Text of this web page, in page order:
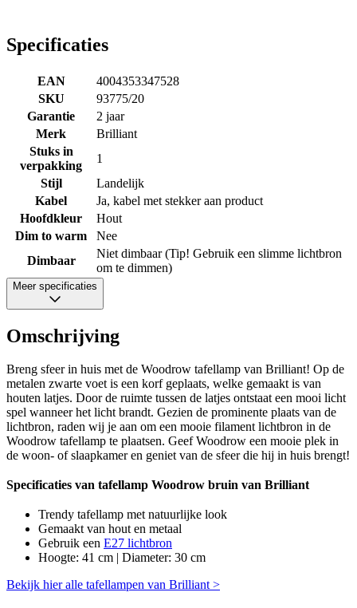
Specificaties
EAN
4004353347528
SKU
93775/20
Garantie
2 jaar
Merk
Brilliant
Stuks in
verpakking
1
Stijl
Landelijk
Kabel
Ja, kabel met stekker aan product
Hoofdkleur
Hout
Dim to warm
Nee
Dimbaar
Niet dimbaar (Tip! Gebruik een slimme lichtbron
om te dimmen)
Meer specificaties
Omschrijving
Breng sfeer in huis met de Woodrow tafellamp van Brilliant! Op de
metalen zwarte voet is een korf geplaats, welke gemaakt is van
houten latjes. Door de ruimte tussen de latjes ontstaat een mooi licht
spel wanneer het licht brandt. Gezien de prominente plaats van de
lichtbron, raden wij je aan om een mooie filament lichtbron in de
Woodrow tafellamp te plaatsen. Geef Woodrow een mooie plek in
de woon- of slaapkamer en geniet van de sfeer die hij in huis brengt!
Specificaties van tafellamp Woodrow bruin van Brilliant
Trendy tafellamp met natuurlijke look
Gemaakt van hout en metaal
Gebruik een E27 lichtbron
Hoogte: 41 cm | Diameter: 30 cm
Bekijk hier alle tafellampen van Brilliant >